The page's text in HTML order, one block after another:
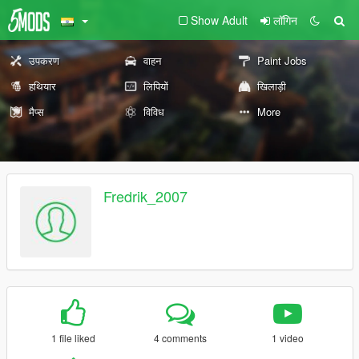
Show Adult लॉगिन
उपकरण वाहन
Paint Jobs
हथियार
लिपियों
खिलाड़ी
मैप्स
विविध More
Fredrik_2007
1 file liked 4 comments 1 video